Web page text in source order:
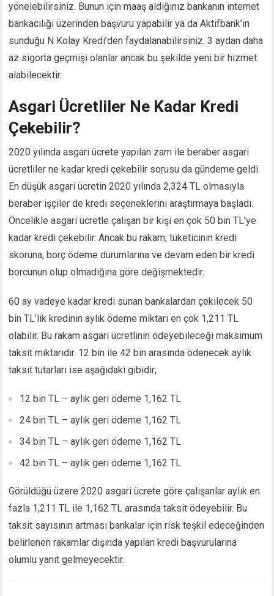
yönelebilirsiniz. Bunun için maaş aldığınız bankanın internet
bankacılığı üzerinden başvuru yapabilir ya da Aktifbank’ın
sunduğu N Kolay Kredi’den faydalanabilirsiniz. 3 aydan daha
az sigorta geçmişi olanlar ancak bu şekilde yeni bir hizmet
alabilecektir.
Asgari Ücretliler Ne Kadar Kredi
Çekebilir?
2020 yılında asgari ücrete yapılan zam ile beraber asgari
ücretliler ne kadar kredi çekebilir sorusu da gündeme geldi.
En düşük asgari ücretin 2020 yılında 2,324 TL olmasıyla
beraber işçiler de kredi seçeneklerini araştırmaya başladı.
Öncelikle asgari ücretle çalışan bir kişi en çok 50 bin TL’ye
kadar kredi çekebilir. Ancak bu rakam, tüketicinin kredi
skoruna, borç ödeme durumlarına ve devam eden bir kredi
borcunun olup olmadığına göre değişmektedir.
60 ay vadeye kadar kredi sunan bankalardan çekilecek 50
bin TL’lik kredinin aylık ödeme miktarı en çok 1,211 TL
olabilir. Bu rakam asgari ücretlinin ödeyebileceği maksimum
taksit miktarıdır. 12 bin ile 42 bin arasında ödenecek aylık
taksit tutarları ise aşağıdaki gibidir;
12 bin TL – aylık geri ödeme 1,162 TL
24 bin TL – aylık geri ödeme 1,162 TL
34 bin TL – aylık geri ödeme 1,162 TL
42 bin TL – aylık geri ödeme 1,162 TL
Görüldüğü üzere 2020 asgari ücrete göre çalışanlar aylık en
fazla 1,211 TL ile 1,162 TL arasında taksit ödeyebilir. Bu
taksit sayısının artması bankalar için risk teşkil edeceğinden
belirlenen rakamlar dışında yapılan kredi başvurularına
olumlu yanıt gelmeyecektir.